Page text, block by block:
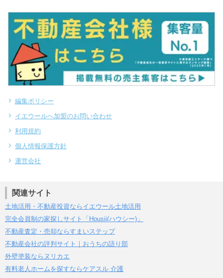
編集ポリシー
イエウールへ加盟のお問い合わせ
利用規約
個人情報保護方針
運営会社
関連サイト
土地活用・不動産投資ならイエウール土地活用
完全会員制の家探しサイト「Housii(ハウシー)」
不動産査定・売却ならすまいステップ
不動産会社の評判サイト｜おうちの語り部
外壁塗装ならヌリカエ
有料老人ホームを探すならケアスル 介護